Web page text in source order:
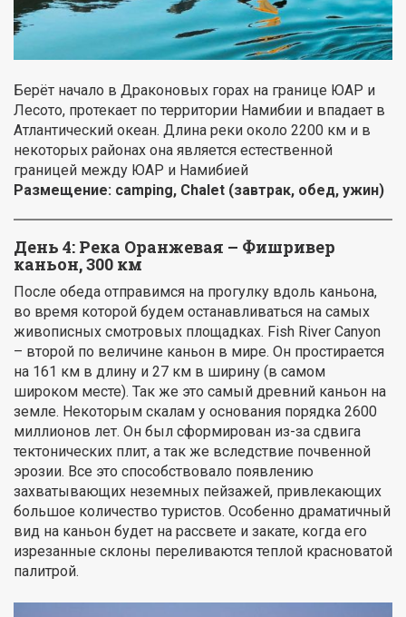
Берёт начало в Драконовых горах на границе ЮАР и
Лесото, протекает по территории Намибии и впадает в
Атлантический океан. Длина реки около 2200 км и в
некоторых районах она является естественной
границей между ЮАР и Намибией
Размещение: camping, Chalet (завтрак, обед, ужин)
День 4: Река Оранжевая – Фишривер
каньон, 300 км
После обеда отправимся на прогулку вдоль каньона,
во время которой будем останавливаться на самых
живописных смотровых площадках. Fish River Canyon
– второй по величине каньон в мире. Он простирается
на 161 км в длину и 27 км в ширину (в самом
широком месте). Так же это самый древний каньон на
земле. Некоторым скалам у основания порядка 2600
миллионов лет. Он был сформирован из-за сдвига
тектонических плит, а так же вследствие почвенной
эрозии. Все это способствовало появлению
захватывающих неземных пейзажей, привлекающих
большое количество туристов. Особенно драматичный
вид на каньон будет на рассвете и закате, когда его
изрезанные склоны переливаются теплой красноватой
палитрой.